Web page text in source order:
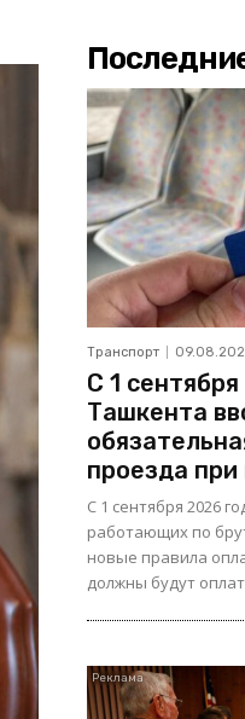
Транспорт
С 1
Ташкента
проезда при
С 1 сентября 2026
работающих по
новые правила
должны будут